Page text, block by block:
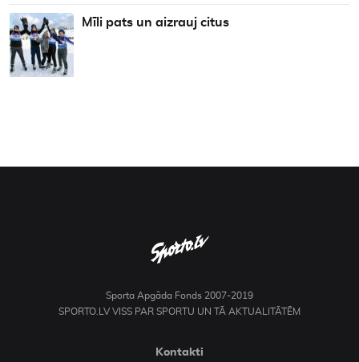
Mīli pats un aizrauj citus
Sporta Apgāda Fonds 2007-2019
SPORTO.LV VISS PAR SPORTU UN TĀ AKTUALITĀTĒM
Kontakti